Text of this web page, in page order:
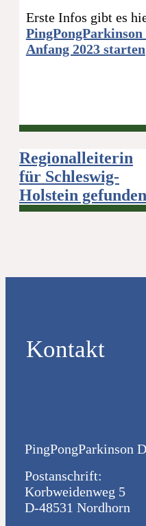
Erste Infos gibt es
Anfang 2023 starten
Beitragsnavigation
Regionalleiterin
für Schleswig-
Holstein gefunden
Kontakt
PingPongParkinson
Postanschrift:
Korbweidenweg 5
D-48531 Nordhorn